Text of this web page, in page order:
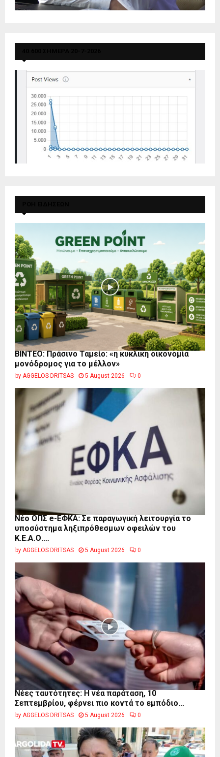
BINTEO: Πράσινο Ταμείο: «η κυκλική οικονομία
μονόδρομος για το μέλλον»
by AGGELOS DRITSAS 5 August 2026 0
Νέο ΟΠΣ e-ΕΦΚΑ: Σε παραγωγική λειτουργία το
υποσύστημα ληξιπρόθεσμων οφειλών του
Κ.Ε.Α.Ο....
by AGGELOS DRITSAS 5 August 2026 0
Νέες ταυτότητες: Η νέα παράταση, 10
Σεπτεμβρίου, φέρνει πιο κοντά το εμπόδιο...
by AGGELOS DRITSAS 5 August 2026 0